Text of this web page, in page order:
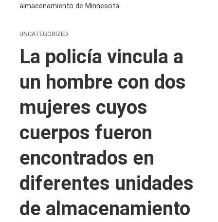
almacenamiento de Minnesota
UNCATEGORIZED
La policía vincula a
un hombre con dos
mujeres cuyos
cuerpos fueron
encontrados en
diferentes unidades
de almacenamiento